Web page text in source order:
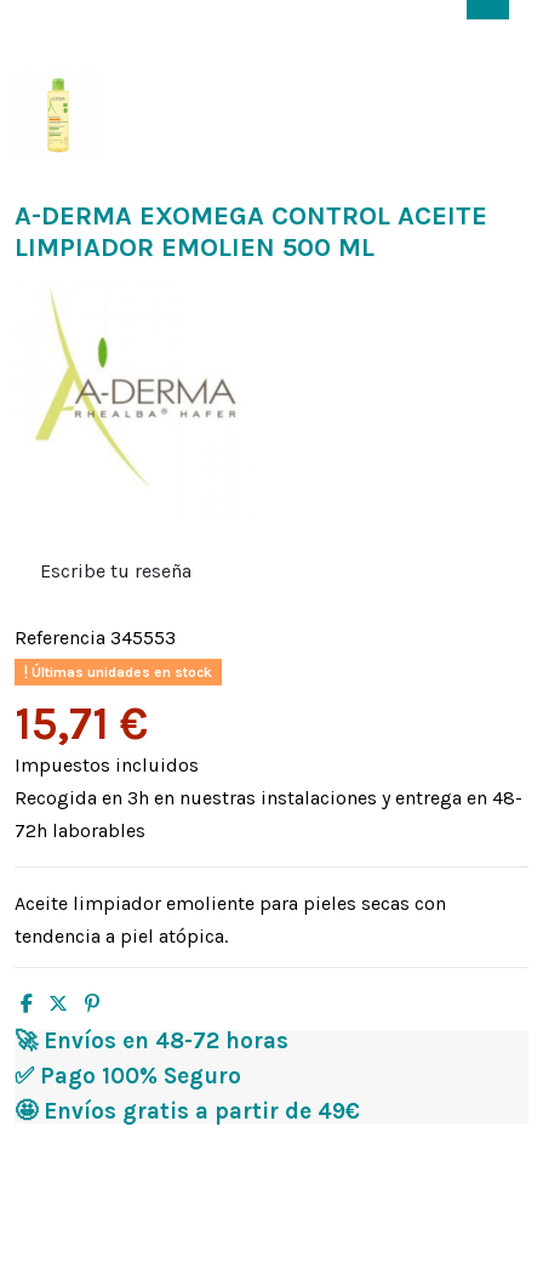
A-DERMA EXOMEGA CONTROL ACEITE
LIMPIADOR EMOLIEN 500 ML
Escribe tu reseña
Referencia 345553
Últimas unidades en stock
15,71 €
Impuestos incluidos
Recogida en 3h en nuestras instalaciones y entrega en 48-
72h laborables
Aceite limpiador emoliente para pieles secas con
tendencia a piel atópica.
🚀 Envíos en 48-72 horas
✅ Pago 100% Seguro
🤩 Envíos gratis a partir de 49€